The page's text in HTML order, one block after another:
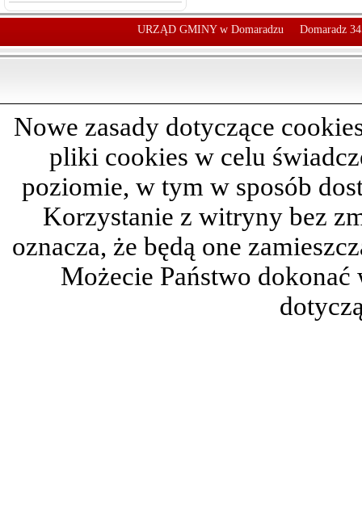
URZĄD GMINY w Domaradzu Domaradz
Nowe zasady dotyczące
pliki cookies w celu
poziomie, w tym w sposób
Korzystanie z witryny bez
oznacza, że będą one
Możecie Państwo